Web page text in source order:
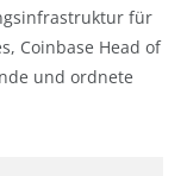
für
Coinbase Head of
und ordnete